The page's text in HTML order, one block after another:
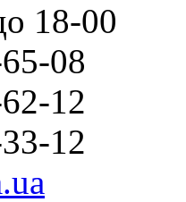
18-00
08
12
12